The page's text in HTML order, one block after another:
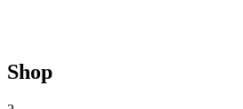
Shop